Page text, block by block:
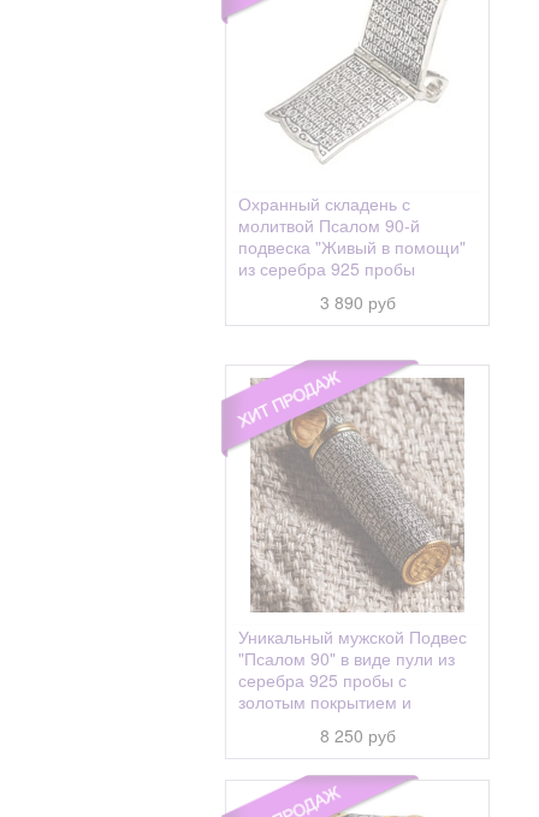
Эмаль
Аполлинарий
Аполлинария
Апфия(Аппия)
Арефа
Ариадна (Алина, Арина)
Аркадий
Арсений
Арсения
Артем, Артемий
Артема апостол
Артемий (Артём)
Архип
Афанасий
Афанасия
Ахтырская
Беседная
Бидзина
Благодатное Небо
Охранный складень с
молитвой Псалом 90-й
подвеска "Живый в помощи"
из серебра 925 пробы
3 890 руб
Уникальный мужской Подвес
"Псалом 90" в виде пули из
серебра 925 пробы с
золотым покрытием и
8 250 руб